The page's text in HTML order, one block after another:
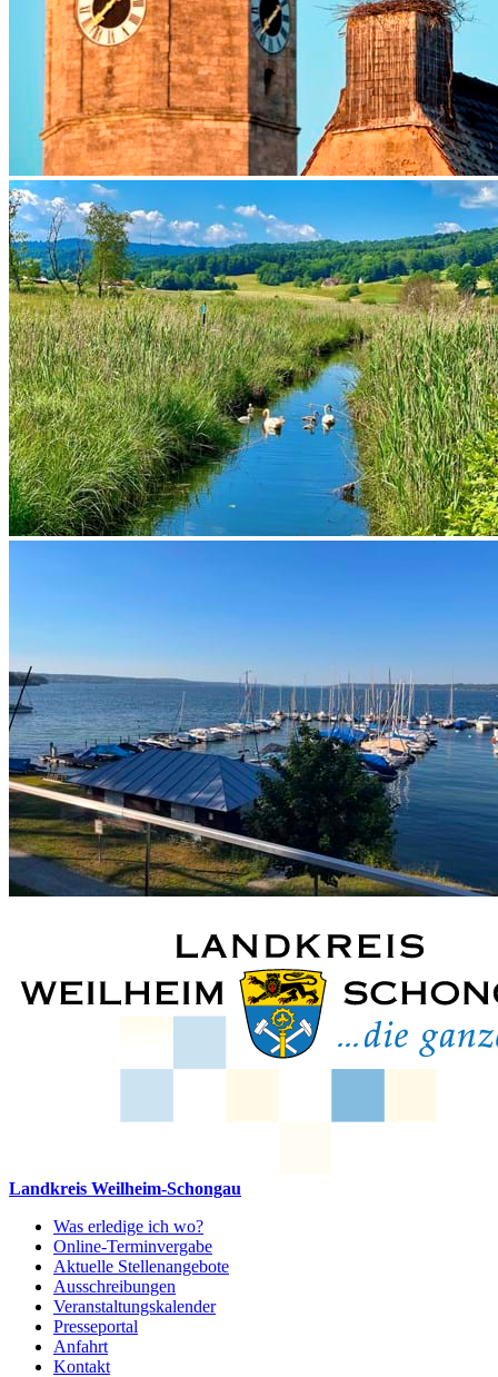
Landkreis Weilheim-Schongau
Was erledige ich wo?
Online-Terminvergabe
Aktuelle Stellenangebote
Ausschreibungen
Veranstaltungskalender
Presseportal
Anfahrt
Kontakt